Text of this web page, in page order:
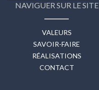
NAVIGUER SUR LE SITE
VALEURS
SAVOIR-FAIRE
RÉALISATIONS
CONTACT